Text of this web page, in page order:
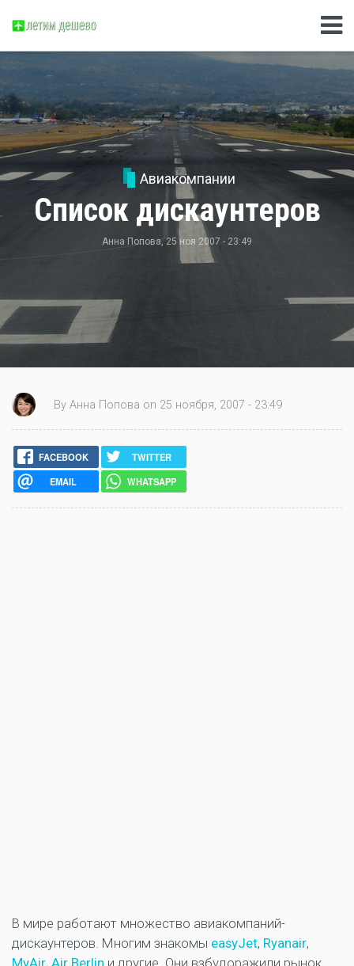
Авиакомпании
Список дискаунтеров
Анна Попова , 25 ноя 2007 - 23:49
By Анна Попова on 25 ноября, 2007 - 23:49
FACEBOOK
TWITTER
EMAIL
WHATSAPP
В мире работают множество авиакомпаний-
дискаунтеров. Многим знакомы easyJet, Ryanair,